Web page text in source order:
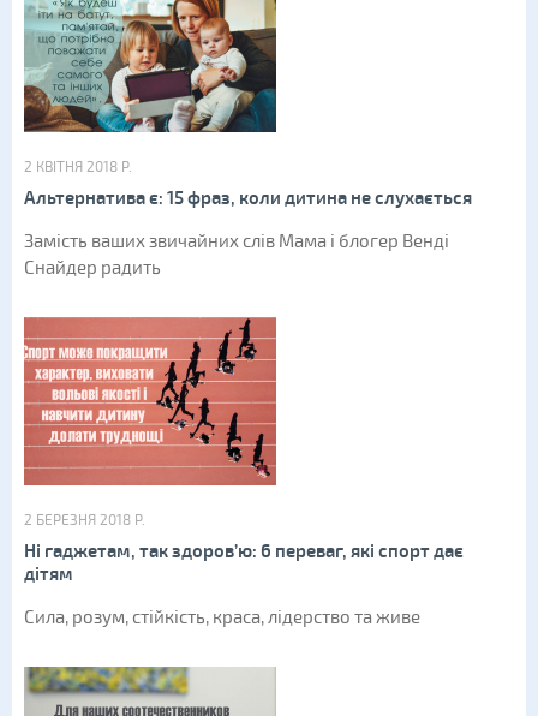
2 КВІТНЯ 2018 Р.
Альтернатива є: 15 фраз, коли дитина не слухається
Замість ваших звичайних слів Мама і блогер Венді
Снайдер радить
2 БЕРЕЗНЯ 2018 Р.
Ні гаджетам, так здоров’ю: 6 переваг, які спорт дає
дітям
Сила, розум, стійкість, краса, лідерство та живе